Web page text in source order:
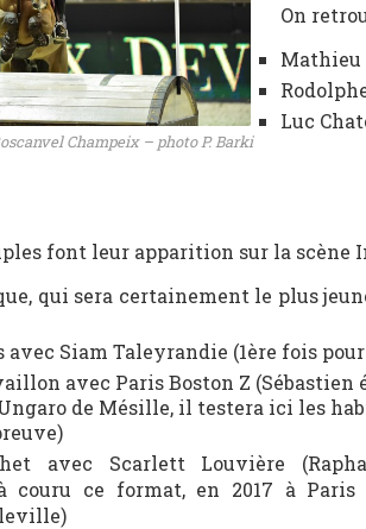
Champeix – photo P. Barki
On
Mathieu
Luc
font leur apparition sur la scène
qui sera certainement le plus
avec Siam Taleyrandie (1ère fois
avec Paris Boston Z
de Mésille, il testera ici les
avec Scarlett Louvière
couru ce format, en 2017 à Paris